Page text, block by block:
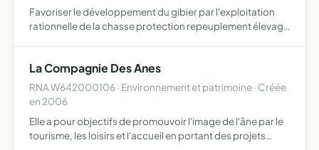
Favoriser le développement du gibier par l'exploitation
rationnelle de la chasse protection repeuplement élevage
La Compagnie Des Anes
RNA W642000106 · Environnement et patrimoine · Créée
en 2006
Elle a pour objectifs de promouvoir l'image de l'âne par le
tourisme, les loisirs et l'accueil en portant des projets